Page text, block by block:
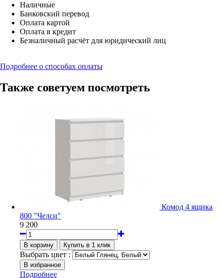
Наличные
Банковский перевод
Оплата картой
Оплата в кредит
Безналичный расчёт для юридический лиц
Подробнее о способах оплаты
Также советуем посмотреть
Комод 4 ящика
800 "Челси"
9 200
Выбрать цвет :
Подробнее